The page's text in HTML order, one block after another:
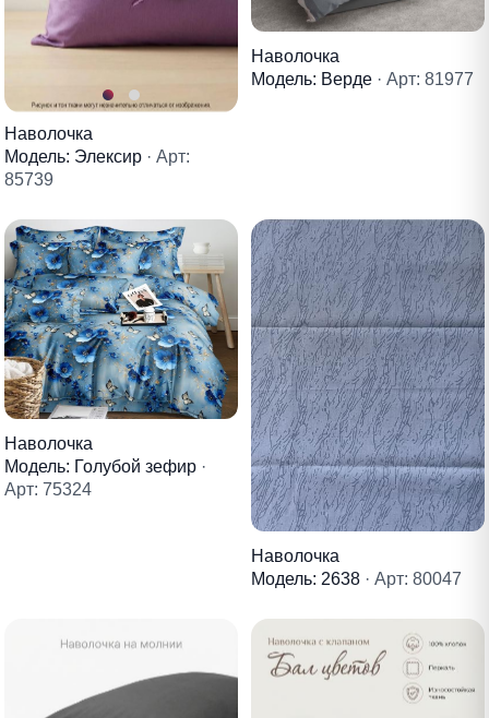
Наволочка
Модель: Элексир · Арт:
85739
Наволочка
Модель: Верде · Арт: 81977
Наволочка
Модель: Голубой зефир ·
Арт: 75324
Наволочка
Модель: 2638 · Арт: 80047